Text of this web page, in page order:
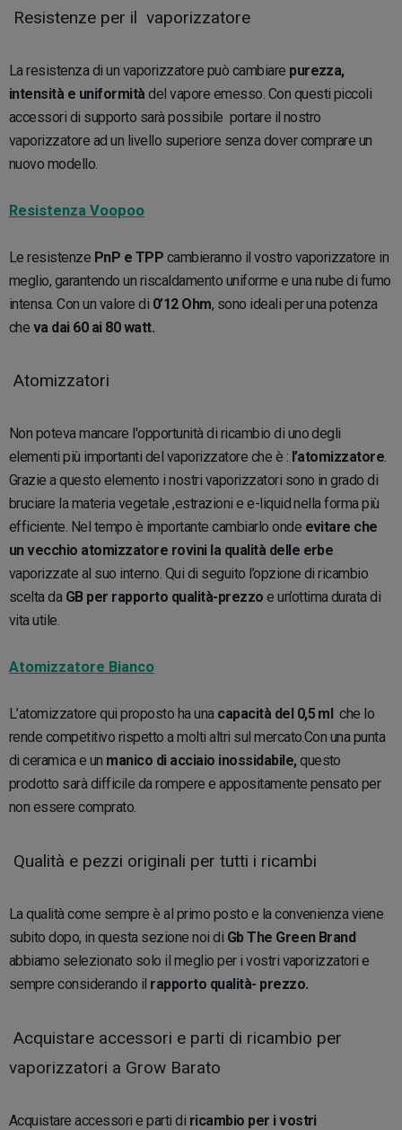
Resistenze per il vaporizzatore
La resistenza di un vaporizzatore può cambiare purezza,
intensità e uniformità del vapore emesso. Con questi piccoli
accessori di supporto sarà possibile portare il nostro
vaporizzatore ad un livello superiore senza dover comprare un
nuovo modello.
Resistenza Voopoo
Le resistenze PnP e TPP cambieranno il vostro vaporizzatore in
meglio, garantendo un riscaldamento uniforme e una nube di fumo
intensa. Con un valore di 0’12 Ohm, sono ideali per una potenza
che va dai 60 ai 80 watt.
Atomizzatori
Non poteva mancare l'opportunità di ricambio di uno degli
elementi più importanti del vaporizzatore che è : l’atomizzatore.
Grazie a questo elemento i nostri vaporizzatori sono in grado di
bruciare la materia vegetale ,estrazioni e e-liquid nella forma più
efficiente. Nel tempo è importante cambiarlo onde evitare che
un vecchio atomizzatore rovini la qualità delle erbe
vaporizzate al suo interno. Qui di seguito l’opzione di ricambio
scelta da GB per rapporto qualità-prezzo e un’ottima durata di
vita utile.
Atomizzatore Bianco
L’atomizzatore qui proposto ha unacapacità del 0,5 ml che lo
rende competitivo rispetto a molti altri sul mercato.Con una punta
di ceramica e un manico di acciaio inossidabile,questo
prodotto sarà difficile da rompere e appositamente pensato per
non essere comprato.
Qualità e pezzi originali per tutti i ricambi
La qualità come sempre è al primo posto e la convenienza viene
subito dopo, in questa sezione noi di Gb The Green Brand
abbiamo selezionato solo il meglio per i vostri vaporizzatori e
sempre considerando il rapporto qualità- prezzo.
Acquistare accessori e parti di ricambio per
vaporizzatori a Grow Barato
Acquistare accessori e parti di ricambio per i vostri